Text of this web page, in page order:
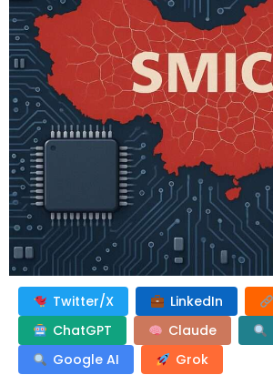
Twitter/X LinkedIn
ChatGPT
Claude
Google AI
Grok